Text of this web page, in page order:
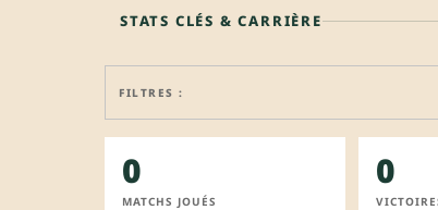
🔒 PROFIL PRO
STATS CLÉS & CARRIÈRE
FILTRES :
0
MATCHS JOUÉS
0